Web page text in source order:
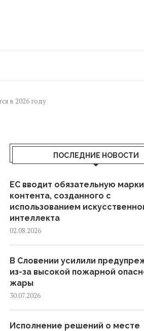
в 2026 году
ПОСЛЕДНИЕ НОВОСТИ
ЕС вводит обязательную
контента, созданного с
использованием
интеллекта
02.08.2026
В Словении усилили
из-за высокой пожарной
жары
30.07.2026
Исполнение решений о месте